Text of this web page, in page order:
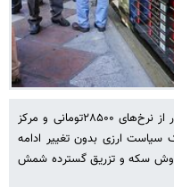
رئیس‌کل بانک مرکزی با تأکید بر حمایت پایدار از نرخ‌های ۲۸۵۰۰تومانی و مرکز
سیاست ارزی بدون تغییر ادامه
سکه و تزریق گسترده شمش